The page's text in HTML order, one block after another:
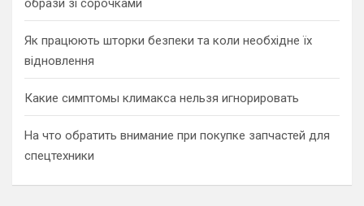
образи зі сорочками
Як працюють шторки безпеки та коли необхідне їх
відновлення
Какие симптомы климакса нельзя игнорировать
На что обратить внимание при покупке запчастей для
спецтехники